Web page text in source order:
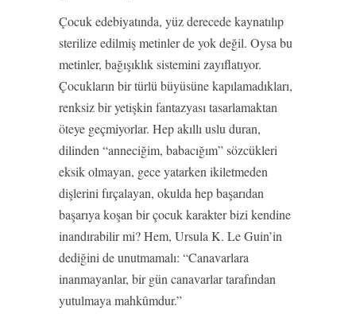
Çocuk edebiyatında, yüz derecede kaynatılıp
sterilize edilmiş metinler de yok değil. Oysa bu
metinler, bağışıklık sistemini zayıflatıyor.
Çocukların bir türlü büyüsüne kapılamadıkları,
renksiz bir yetişkin fantazyası tasarlamaktan
öteye geçmiyorlar. Hep akıllı uslu duran,
dilinden “anneciğim, babacığım” sözcükleri
eksik olmayan, gece yatarken ikiletmeden
dişlerini fırçalayan, okulda hep başarıdan
başarıya koşan bir çocuk karakter bizi kendine
inandırabilir mi? Hem, Ursula K. Le Guin’in
dediğini de unutmamalı: “Canavarlara
inanmayanlar, bir gün canavarlar tarafından
yutulmaya mahkûmdur.”